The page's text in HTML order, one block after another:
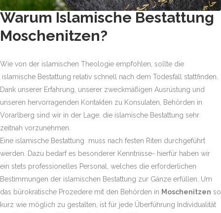
Warum Islamische Bestattung
Moschenitzen?
Wie von der islamischen Theologie empfohlen, sollte die
islamische Bestattung relativ schnell nach dem Todesfall stattfinden.
Dank unserer Erfahrung, unserer zweckmäßigen Ausrüstung und
unseren hervorragenden Kontakten zu Konsulaten, Behörden in
Vorarlberg sind wir in der Lage, die islamische Bestattung sehr
zeitnah vorzunehmen.
Eine islamische Bestattung muss nach festen Riten durchgeführt
werden. Dazu bedarf es besonderer Kenntnisse- hierfür haben wir
ein stets professionelles Personal, welches die erforderlichen
Bestimmungen der islamischen Bestattung zur Gänze erfüllen. Um
das bürokratische Prozedere mit den Behörden in Moschenitzen so
kurz wie möglich zu gestalten, ist für jede Überführung Individualität